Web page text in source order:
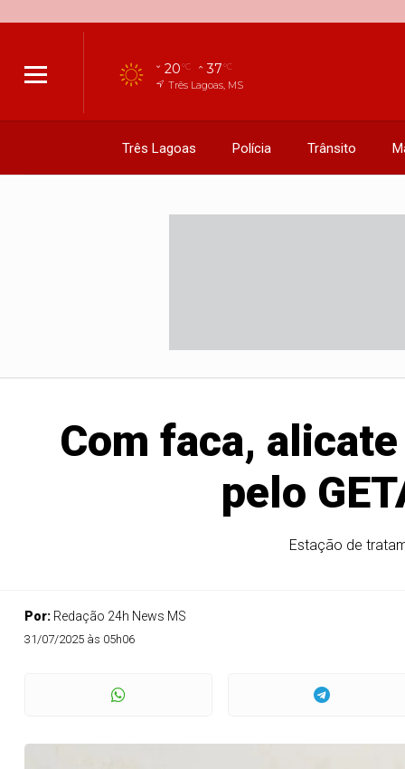
20°C 37°C
Três Lagoas, MS
Três Lagoas Polícia Trânsito
Com faca,
pelo
Estação de
Por: Redação 24h News MS
31/07/2025 às 05h06